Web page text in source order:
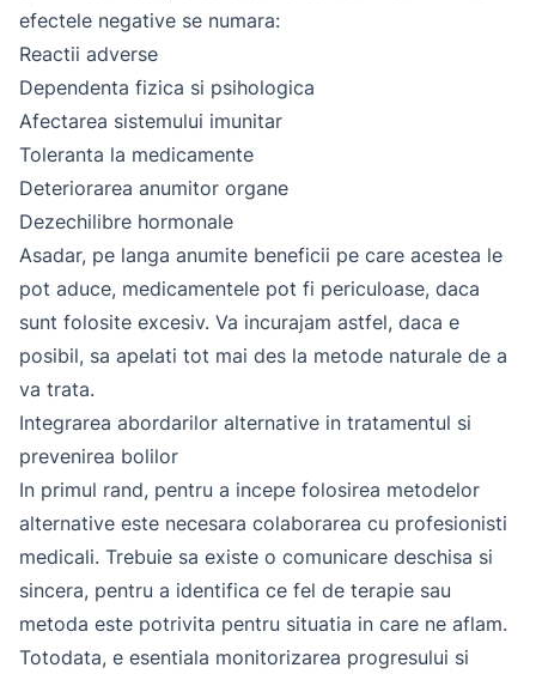
efectele negative se numara:
Reactii adverse
Dependenta fizica si psihologica
Afectarea sistemului imunitar
Toleranta la medicamente
Deteriorarea anumitor organe
Dezechilibre hormonale
Asadar, pe langa anumite beneficii pe care acestea le
pot aduce, medicamentele pot fi periculoase, daca
sunt folosite excesiv. Va incurajam astfel, daca e
posibil, sa apelati tot mai des la metode naturale de a
va trata.
Integrarea abordarilor alternative in tratamentul si
prevenirea bolilor
In primul rand, pentru a incepe folosirea metodelor
alternative este necesara colaborarea cu profesionisti
medicali. Trebuie sa existe o comunicare deschisa si
sincera, pentru a identifica ce fel de terapie sau
metoda este potrivita pentru situatia in care ne aflam.
Totodata, e esentiala monitorizarea progresului si